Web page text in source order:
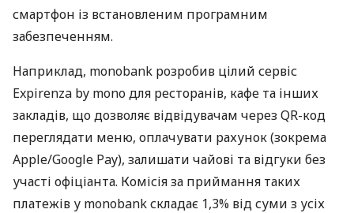
смартфон із встановленим програмним
забезпеченням.
Наприклад, monobank розробив цілий сервіс
Expirenza by mono для ресторанів, кафе та інших
закладів, що дозволяє відвідувачам через QR-код
переглядати меню, оплачувати рахунок (зокрема
Apple/Google Pay), залишати чайові та відгуки без
участі офіціанта. Комісія за приймання таких
платежів у monobank складає 1,3% від суми з усіх